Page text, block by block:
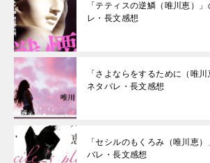
「テティスの逆鱗（唯川恵）
レ・長文感想
「さよならをするために（唯
ネタバレ・長文感想
「セシルのもくろみ（唯川恵
バレ・長文感想